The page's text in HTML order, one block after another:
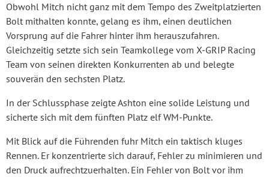
Obwohl Mitch nicht ganz mit dem Tempo des Zweitplatzierten
Bolt mithalten konnte, gelang es ihm, einen deutlichen
Vorsprung auf die Fahrer hinter ihm herauszufahren.
Gleichzeitig setzte sich sein Teamkollege vom X-GRIP Racing
Team von seinen direkten Konkurrenten ab und belegte
souverän den sechsten Platz.
In der Schlussphase zeigte Ashton eine solide Leistung und
sicherte sich mit dem fünften Platz elf WM-Punkte.
Mit Blick auf die Führenden fuhr Mitch ein taktisch kluges
Rennen. Er konzentrierte sich darauf, Fehler zu minimieren und
den Druck aufrechtzuerhalten. Ein Fehler von Bolt vor ihm